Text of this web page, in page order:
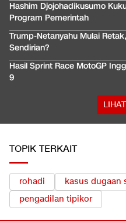
Hashim Djojohadikusumo
Program Pemerintah
Trump-Netanyahu Mulai
Sendirian?
Hasil Sprint Race MotoGP
9
TOPIK TERKAIT
rohadi kasus dugaan
pengadilan tipikor